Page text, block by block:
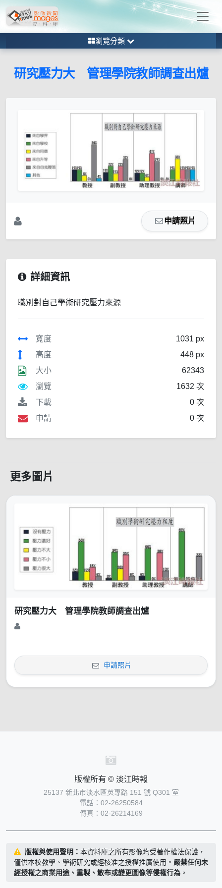
瀏覽分類
研究壓力大 管理學院教師調查出爐
申請照片
詳細資訊
職別對自己學術研究壓力來源
寬度
1031 px
高度
448 px
大小
62343
瀏覽
1632 次
下載
0 次
申請
0 次
更多圖片
研究壓力大 管理學院教師調查出爐
申請照片
版權所有 © 淡江時報
25137 新北市淡水區英專路 151 號 Q301 室
電話：02-26250584
傳真：02-26214169
版權與使用聲明： 本資料庫之所有影像均受著作權法保護，
僅供本校教學、學術研究或經核准之授權推廣使用。 嚴禁任何未
經授權之商業用途、重製、散布或變更圖像等侵權行為 。